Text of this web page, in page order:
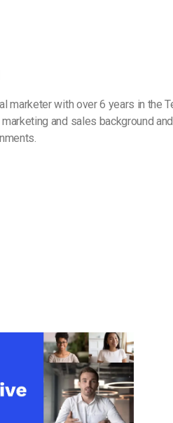
marketer with over 6 years in the
marketing and sales background